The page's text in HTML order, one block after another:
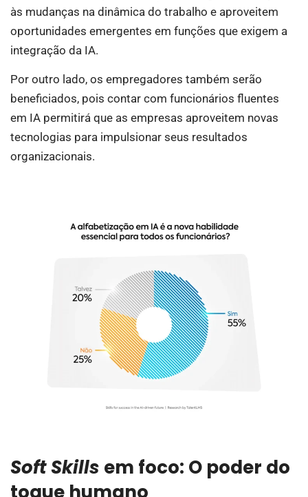
às mudanças na dinâmica do trabalho e aproveitem
oportunidades emergentes em funções que exigem a
integração da IA.
Por outro lado, os empregadores também serão
beneficiados, pois contar com funcionários fluentes
em IA permitirá que as empresas aproveitem novas
tecnologias para impulsionar seus resultados
organizacionais.
Soft Skills em foco: O poder do
toque humano